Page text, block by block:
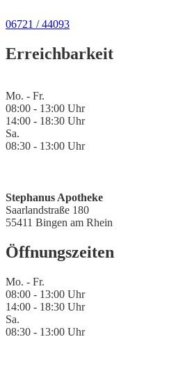
06721 / 44093
Erreichbarkeit
Mo. - Fr.
08:00 - 13:00 Uhr
14:00 - 18:30 Uhr
Sa.
08:30 - 13:00 Uhr
Stephanus Apotheke
Saarlandstraße 180
55411 Bingen am Rhein
Öffnungszeiten
Mo. - Fr.
08:00 - 13:00 Uhr
14:00 - 18:30 Uhr
Sa.
08:30 - 13:00 Uhr